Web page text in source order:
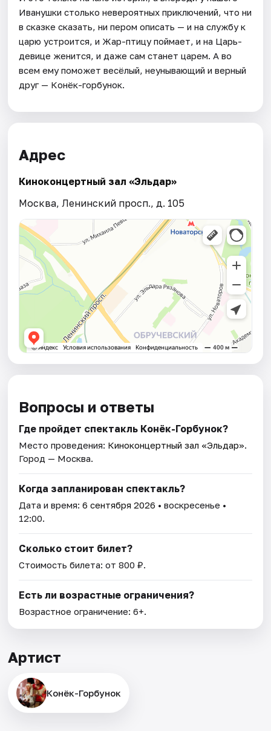
Иванушки столько невероятных приключений, что ни
в сказке сказать, ни пером описать — и на службу к
царю устроится, и Жар-птицу поймает, и на Царь-
девице женится, и даже сам станет царем. А во
всем ему поможет весёлый, неунывающий и верный
друг — Конёк-горбунок.
Адрес
Киноконцертный зал «Эльдар»
Москва, Ленинский просп., д. 105
Вопросы и ответы
Где пройдет спектакль Конёк-Горбунок?
Место проведения: Киноконцертный зал «Эльдар».
Город — Москва.
Когда запланирован спектакль?
Дата и время:6 сентября 2026 • воскресенье •
12:00.
Сколько стоит билет?
Стоимость билета: от 800 ₽.
Есть ли возрастные ограничения?
Возрастное ограничение: 6+.
Артист
Конёк-Горбунок